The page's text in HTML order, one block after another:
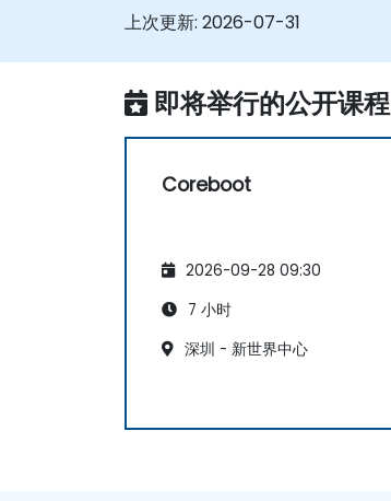
上次更新: 2026-07-31
即将举行的公开课程
Coreboot
2026-09-28 09:30
7 小时
深圳 - 新世界中心